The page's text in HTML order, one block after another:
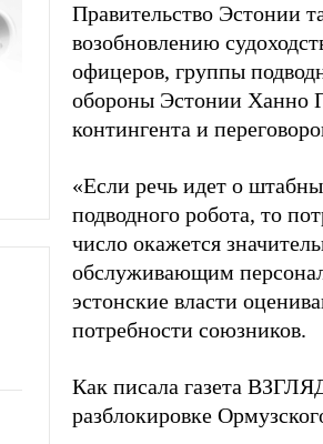
Правительство Эстонии
возобновлению
офицеров, группы
обороны Эстонии Ханно
контингента и
«Если речь идет о
подводного робота, то
число окажется
обслуживающим
эстонские власти
потребности союзников.
Как писала газета
разблокировке